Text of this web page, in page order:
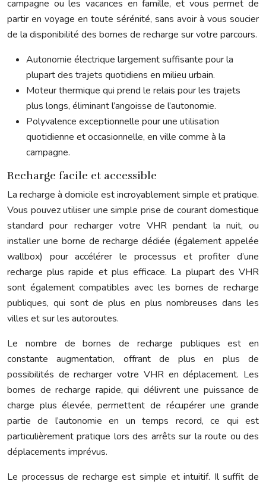
campagne ou les vacances en famille, et vous permet de
partir en voyage en toute sérénité, sans avoir à vous soucier
de la disponibilité des bornes de recharge sur votre parcours.
Autonomie électrique largement suffisante pour la
plupart des trajets quotidiens en milieu urbain.
Moteur thermique qui prend le relais pour les trajets
plus longs, éliminant l’angoisse de l’autonomie.
Polyvalence exceptionnelle pour une utilisation
quotidienne et occasionnelle, en ville comme à la
campagne.
Recharge facile et accessible
La recharge à domicile est incroyablement simple et pratique.
Vous pouvez utiliser une simple prise de courant domestique
standard pour recharger votre VHR pendant la nuit, ou
installer une borne de recharge dédiée (également appelée
wallbox) pour accélérer le processus et profiter d’une
recharge plus rapide et plus efficace. La plupart des VHR
sont également compatibles avec les bornes de recharge
publiques, qui sont de plus en plus nombreuses dans les
villes et sur les autoroutes.
Le nombre de bornes de recharge publiques est en
constante augmentation, offrant de plus en plus de
possibilités de recharger votre VHR en déplacement. Les
bornes de recharge rapide, qui délivrent une puissance de
charge plus élevée, permettent de récupérer une grande
partie de l’autonomie en un temps record, ce qui est
particulièrement pratique lors des arrêts sur la route ou des
déplacements imprévus.
Le processus de recharge est simple et intuitif. Il suffit de